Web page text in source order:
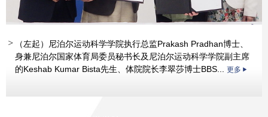
（左起）尼泊尔运动科学学院执行总监Prakash Pradhan博士、
身兼尼泊尔国家体育局委员秘书长及尼泊尔运动科学学院副主席
的Keshab Kumar Bista先生、体院院长李翠莎博士BBS... 更多